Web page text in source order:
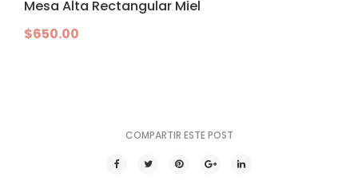
Mesa Alta Rectangular Miel
$650.00
COMPARTIR ESTE POST